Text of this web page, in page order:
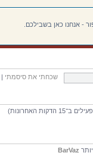
- אנחנו כאן בשבילכם.
שכחתי את סיסמתי
BarVaz